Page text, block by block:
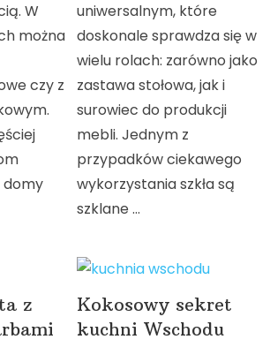
W
można
czy z
domy
uniwersalnym, które
doskonale sprawdza się w
wielu rolach: zarówno jako
zastawa stołowa, jak i
surowiec do produkcji
mebli. Jednym z
przypadków ciekawego
wykorzystania szkła są
szklane …
z
Kokosowy sekret
kuchni Wschodu